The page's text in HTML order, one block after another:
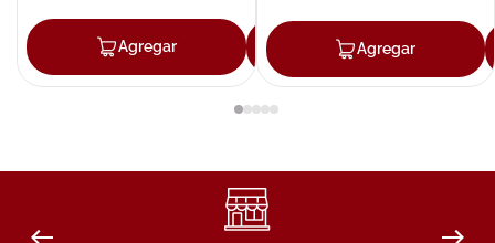
Agregar Agregar
Agregar